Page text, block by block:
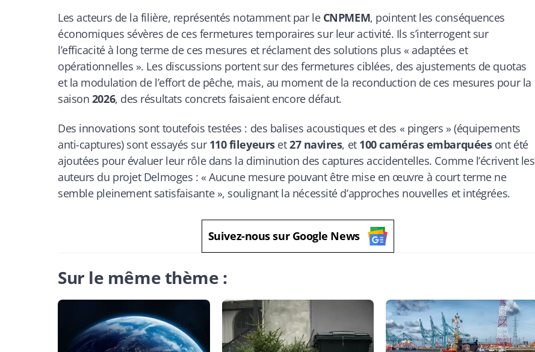
Les acteurs de la filière, représentés notamment par le CNPMEM, pointent les conséquences
économiques sévères de ces fermetures temporaires sur leur activité. Ils s’interrogent sur
l’efficacité à long terme de ces mesures et réclament des solutions plus « adaptées et
opérationnelles ». Les discussions portent sur des fermetures ciblées, des ajustements de quotas
et la modulation de l’effort de pêche, mais, au moment de la reconduction de ces mesures pour la
saison 2026, des résultats concrets faisaient encore défaut.
Des innovations sont toutefois testées : des balises acoustiques et des « pingers » (équipements
anti-captures) sont essayés sur 110 fileyeurset27 navires, et 100 caméras embarquéesont été
ajoutées pour évaluer leur rôle dans la diminution des captures accidentelles. Comme l’écrivent les
auteurs du projet Delmoges : « Aucune mesure pouvant être mise en œuvre à court terme ne
semble pleinement satisfaisante », soulignant la nécessité d’approches nouvelles et intégrées.
Suivez-nous sur Google News
Sur le même thème :